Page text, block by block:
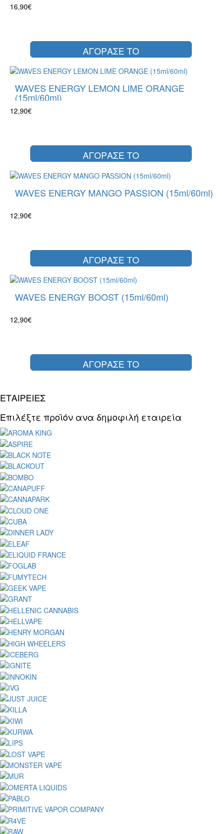
16,90€
ΑΓΟΡΑΣΕ ΤΟ
WAVES ENERGY LEMON LIME ORANGE
(15ml/60ml)
12,90€
ΑΓΟΡΑΣΕ ΤΟ
WAVES ENERGY MANGO PASSION (15ml/60ml)
12,90€
ΑΓΟΡΑΣΕ ΤΟ
WAVES ENERGY BOOST (15ml/60ml)
12,90€
ΑΓΟΡΑΣΕ ΤΟ
ΕΤΑΙΡΕΙΕΣ
Επιλέξτε προϊόν ανα δημοφιλή εταιρεία